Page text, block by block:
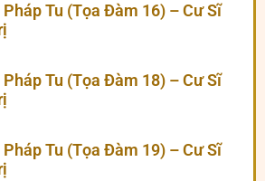
Tu (Tọa Đàm 16) – Cư Sĩ
Tu (Tọa Đàm 18) – Cư Sĩ
Tu (Tọa Đàm 19) – Cư Sĩ